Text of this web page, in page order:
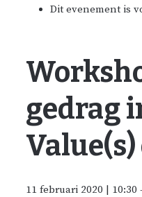
Dit evenement is
gedrag
11 februari 2020 | 10:30 -